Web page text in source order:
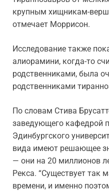
крупным хищникам-
отмечает Моррисон.
Исследование также
алиорамини, когда-то
родственниками, была
родственниками
По словам Стива
заведующего кафедрой
Эдинбургского
вида имеют решающее
— они на 20 миллионов
Рекса. “Существует так
времени, и именно